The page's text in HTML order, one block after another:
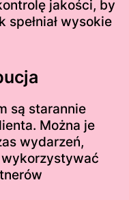
jakości, by
wysokie
są starannie
Można je
wydarzeń,
wykorzystywać